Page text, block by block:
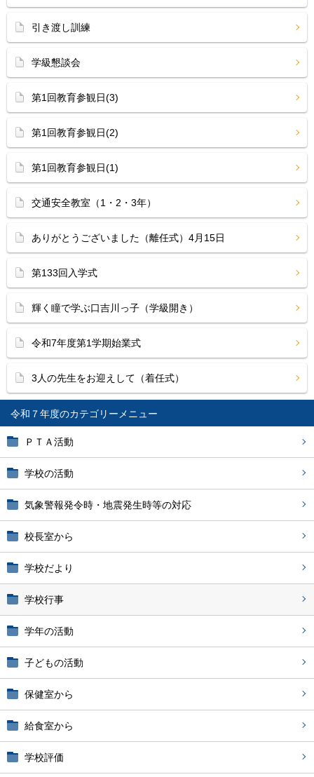
令和７年度
ＰＴＡ活動
学校の活動
気象警報発令時・地震発生時等の対応
校長室から
学校だより
学校行事
学年の活動
子どもの活動
保健室から
給食室から
学校評価
引き渡し訓練
学級懇談会
第1回教育参観日(3)
第1回教育参観日(2)
第1回教育参観日(1)
交通安全教室（1・2・3年）
ありがとうございました（離任式）4月15日
第133回入学式
輝く瞳で学ぶ口吉川っ子（学級開き）
令和7年度第1学期始業式
3人の先生をお迎えして（着任式）